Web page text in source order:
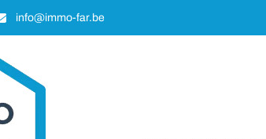
info@immo-far.be